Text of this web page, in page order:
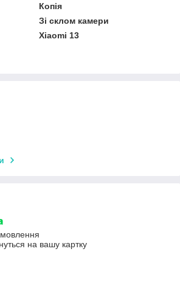
Копія
Зі склом камери
Xiaomi 13
на вашу картку